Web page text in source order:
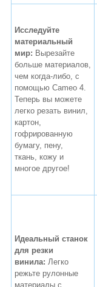
Исследуйте
материальный
мир: Вырезайте
больше материалов,
чем когда-либо, с
помощью Cameo 4.
Теперь вы можете
легко резать винил,
картон,
гофрированную
бумагу, пену,
ткань, кожу и
многое другое!
Идеальный станок
для резки
винила: Легко
режьте рулонные
материалы с